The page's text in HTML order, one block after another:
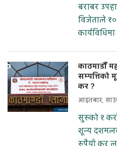
बराबर
विजेताले १०
काठमाडौँ
सम्पत्तिको
कर ?
आइतबार,
सुरुको १
शून्य